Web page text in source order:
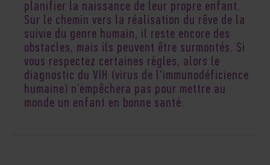
planifier la naissance de leur propre enfant.
Sur le chemin vers la réalisation du rêve de la
suivie du genre humain, il reste encore des
obstacles, mais ils peuvent être surmontés. Si
vous respectez certaines règles, alors le
diagnostic du VIH (virus de l'immunodéficience
humaine) n’empêchera pas pour mettre au
monde un enfant en bonne santé.